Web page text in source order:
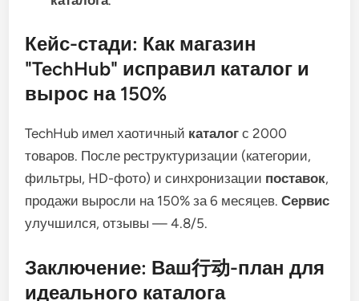
Кейс-стади: Как магазин
"TechHub" исправил каталог и
вырос на 150%
TechHub имел хаотичный каталог с 2000
товаров. После реструктуризации (категории,
фильтры, HD-фото) и синхронизации поставок,
продажи выросли на 150% за 6 месяцев.Сервис
улучшился, отзывы — 4.8/5.
Заключение: Ваш行动-план для
идеального каталога